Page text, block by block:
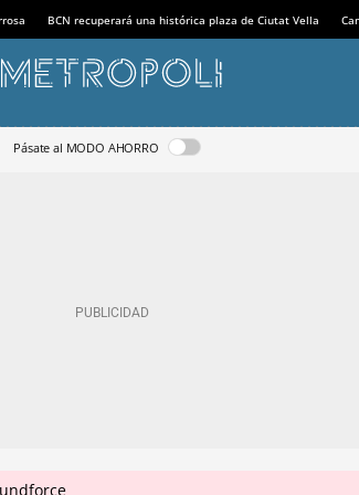
BCN recuperará una histórica plaza de Ciutat Vella
Pásate al MODO AHORRO